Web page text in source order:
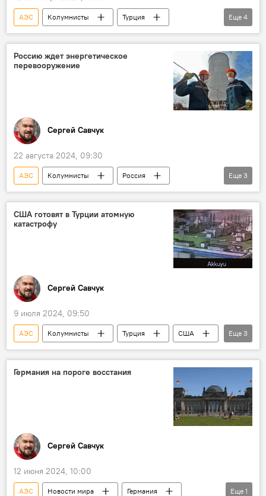
АЭС Колумнисты
Турция
Германия
атомная энергия
Россия
АЭС "Аккую"
Еще 4
Россию ждет энергетическое
перевооружение
Сергей Савчук
22 августа 2024, 09:30
АЭС Колумнисты
Россия
энергосистема
атомная энергия
Росатом
Еще 3
США готовят в Турции атомную
катастрофу
Сергей Савчук
9 июля 2024, 09:50
АЭС Колумнисты Турция
США
Россия
атомная энергия
Еще 3
Германия на пороге восстания
Сергей Савчук
12 июня 2024, 10:00
АЭС Новости мира
Германия
Еще 1